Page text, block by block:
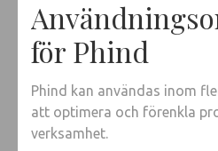
för Phind
Phind kan användas inom
att optimera och förenkla
verksamhet.